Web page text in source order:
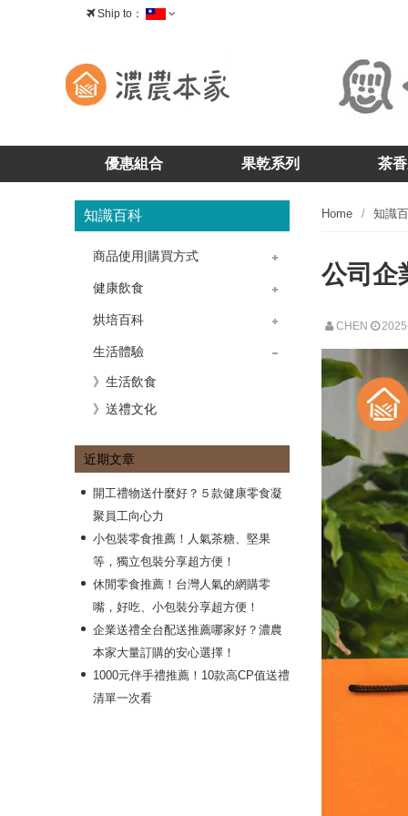
Ship to：
優惠組合 果乾系列 茶
知識百科
商品使用|購買方式
》茶香-茶酥
》茶香-核桃糕
》茶香-牛軋糖
》茶香-茶糖
》果乾-藍莓乾
》果乾-蔓越莓乾
》果乾-櫻桃乾
》果乾問題
》購物問題
》產品問題
》掛耳包咖啡
健康飲食
》飲食菜單
》冷飲熱飲
烘培百科
》烘培教室
》蛋糕點心
生活體驗
》生活飲食
》送禮文化
近期文章
開工禮物送什麼好？５款健康零食凝
聚員工向心力
小包裝零食推薦！人氣茶糖、堅果
等，獨立包裝分享超方便！
休閒零食推薦！台灣人氣的網購零
嘴，好吃、小包裝分享超方便！
企業送禮全台配送推薦哪家好？濃農
本家大量訂購的安心選擇！
1000元伴手禮推薦！10款高CP值送禮
清單一次看
Home 知識
公司企
CHEN